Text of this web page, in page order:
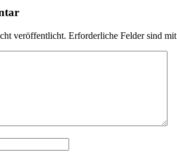
veröffentlicht. Erforderliche Felder sind mit